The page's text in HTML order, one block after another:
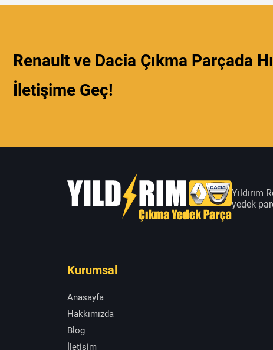
Renault ve Dacia Çıkma Parçada
İletişime Geç!
Yıldırım
yedek
Kurumsal
Anasayfa
Hakkımızda
Blog
İletişim